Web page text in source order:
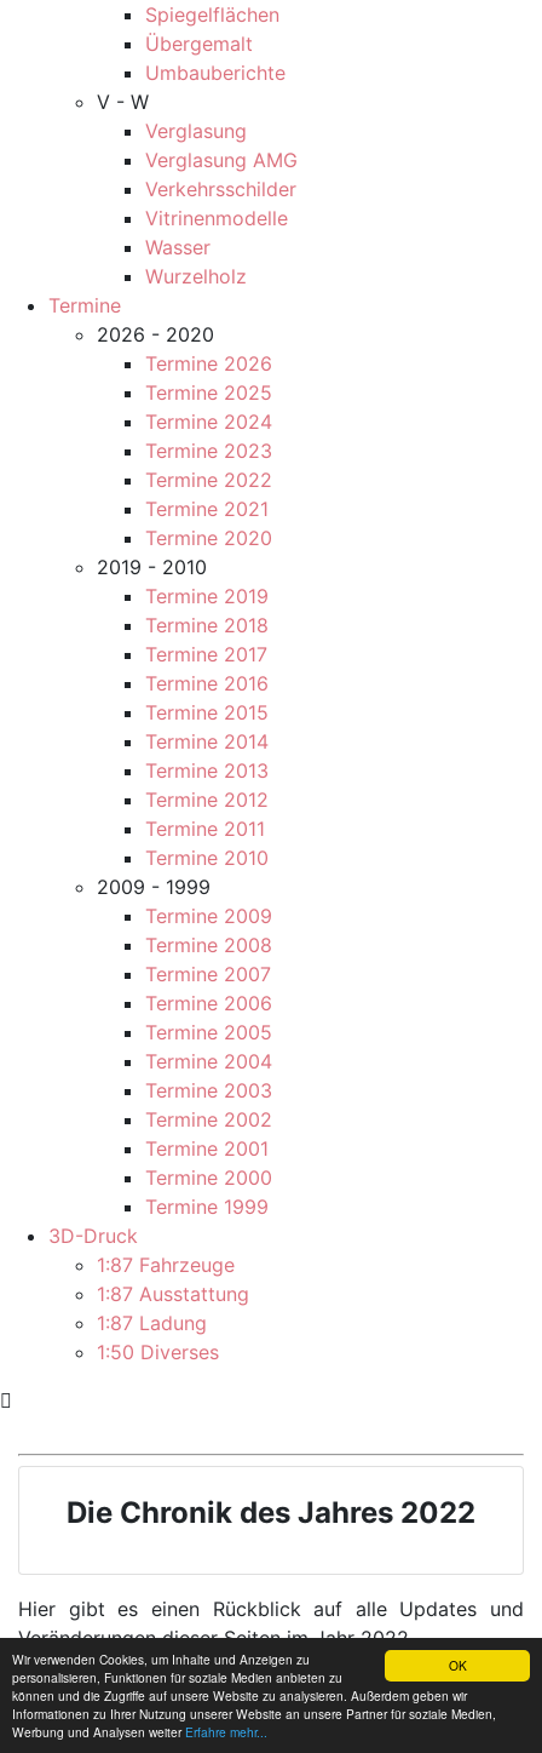
OK
Wir verwenden Cookies, um Inhalte und Anzeigen zu
personalisieren, Funktionen für soziale Medien anbieten zu
können und die Zugriffe auf unsere Website zu analysieren. Außerdem geben wir
Informationen zu Ihrer Nutzung unserer Website an unsere Partner für soziale Medien,
Werbung und Analysen weiter Erfahre mehr...
Spiegelflächen
Übergemalt
Umbauberichte
V - W
Verglasung
Verglasung AMG
Verkehrsschilder
Vitrinenmodelle
Wasser
Wurzelholz
Termine
2026 - 2020
Termine 2026
Termine 2025
Termine 2024
Termine 2023
Termine 2022
Termine 2021
Termine 2020
2019 - 2010
Termine 2019
Termine 2018
Termine 2017
Termine 2016
Termine 2015
Termine 2014
Termine 2013
Termine 2012
Termine 2011
Termine 2010
2009 - 1999
Termine 2009
Termine 2008
Termine 2007
Termine 2006
Termine 2005
Termine 2004
Termine 2003
Termine 2002
Termine 2001
Termine 2000
Termine 1999
3D-Druck
1:87 Fahrzeuge
1:87 Ausstattung
1:87 Ladung
1:50 Diverses
Die Chronik des Jahres 2022
Hier gibt es einen Rückblick auf alle Updates und
Veränderungen dieser Seiten im Jahr 2022.
30.12.2022